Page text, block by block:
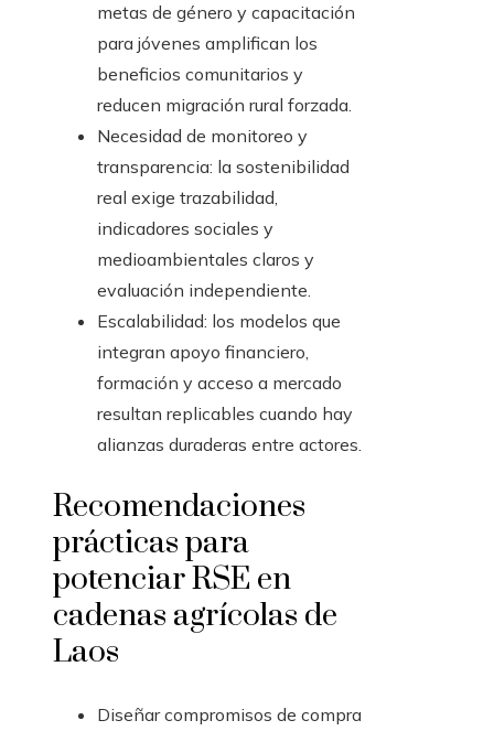
metas de género y capacitación
para jóvenes amplifican los
beneficios comunitarios y
reducen migración rural forzada.
Necesidad de monitoreo y
transparencia: la sostenibilidad
real exige trazabilidad,
indicadores sociales y
medioambientales claros y
evaluación independiente.
Escalabilidad: los modelos que
integran apoyo financiero,
formación y acceso a mercado
resultan replicables cuando hay
alianzas duraderas entre actores.
Recomendaciones
prácticas para
potenciar RSE en
cadenas agrícolas de
Laos
Diseñar compromisos de compra